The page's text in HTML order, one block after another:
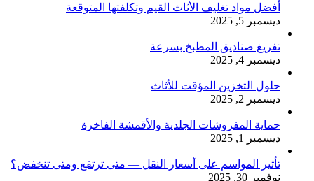
أفضل مواد تغليف الأثاث القيم وتكلفتها المتوقعة
ديسمبر 5, 2025
تفريغ صناديق المطبخ بسرعة
ديسمبر 4, 2025
حلول التخزين المؤقت للأثاث
ديسمبر 2, 2025
حماية المفروشات الجلدية والأقمشة الفاخرة
ديسمبر 1, 2025
تأثير المواسم على أسعار النقل — متى ترتفع ومتى تنخفض؟
نوفمبر 30, 2025